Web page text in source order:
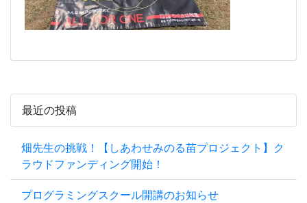
最近の投稿
畑先生の挑戦！【しあわせみのる苗プロジェクト】ク
ラウドファンディング開始！
プログラミングスクール開講のお知らせ